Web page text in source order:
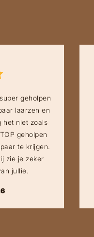
geholpen
laarzen en
het niet zoals
geholpen
te krijgen.
zie je zeker
jullie.